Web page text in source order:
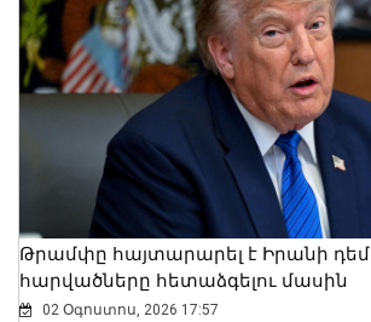
2026 թվականի հունիսն ու հուլիսը
Եվրոպայում դարձել են
դիտարկումների պատմության
ամենաշոգ ամիսները․ Լևոն Ազիզյան
08 Օգոստոս, 2026 21:24
Թրամփը հայտարարել է Իրանի դեմ
հարվածները հետաձգելու մասին
02 Օգոստոս, 2026 17:57